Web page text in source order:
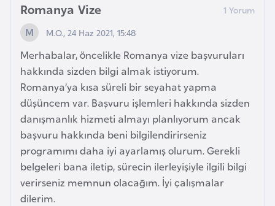
Romanya Vize
M.O., 24 Haz 2021, 15:48
Merhabalar, öncelikle Romanya vize başvuruları
hakkında sizden bilgi almak istiyorum.
Romanya’ya kısa süreli bir seyahat yapma
düşüncem var. Başvuru işlemleri hakkında sizden
danışmanlık hizmeti almayı planlıyorum ancak
başvuru hakkında beni bilgilendirirseniz
programımı daha iyi ayarlamış olurum. Gerekli
belgeleri bana iletip, sürecin ilerleyişiyle ilgili bilgi
verirseniz memnun olacağım. İyi çalışmalar
dilerim.
y
o
p
y
a
F
i
d